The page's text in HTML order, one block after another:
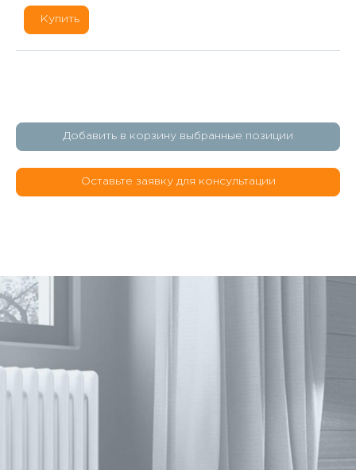
Купить
Добавить в корзину выбранные позиции
Оставьте заявку для консультации